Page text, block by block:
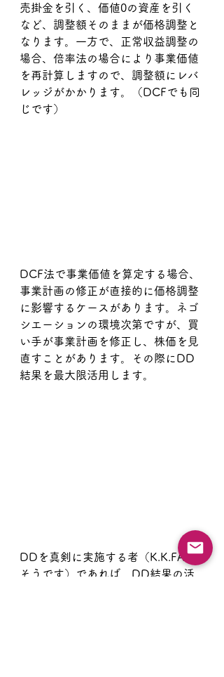
売掛金を引く、価値0の資産を引く
など、調整額そのままが価格調整と
なります。一方で、正常収益調整の
場合、倍率法の場合により事業価値
を再計算しますので、調整額にレバ
レッジがかかります。（DCFでも同
じです）
DCF法で事業価値を算定する場合、
事業計画の修正が直接的に価格調整
に影響するケースがあります。ネゴ
シエーションの環境次第ですが、買
い手が事業計画を修正し、株価を見
直すことがあります。その際にDD
結果を最大限活用します。
DDを真剣に実施する者（K.K.FASは
そうです）であれば、DD結果の活